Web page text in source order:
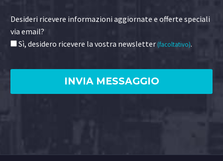
Desideri ricevere informazioni aggiornate e offerte speciali
via email?
Sì, desidero ricevere la vostra newsletter(facoltativo).